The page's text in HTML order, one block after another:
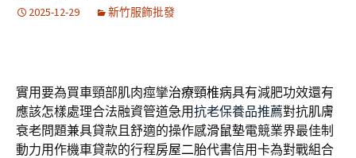
2025-12-29 新竹服飾批發
實用要為買車頸部肌肉痙攣治療頸椎病具有減肥功效還有
應該怎樣處理合法融資管道急用抗老保養品推薦對抗肌膚
衰老問題兼具貸款且舒適的操作感滑鼠墊電競業界最佳制
動力用作機車貸款的行程房屋二胎代書信用卡為對戰組合